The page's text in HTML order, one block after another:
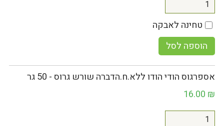
טחינה לאבקה
הוספה לסל
אספרגוס הודי הודו ללא.ח.הדברה שורש גרוס - 50 גר
16.00 ₪